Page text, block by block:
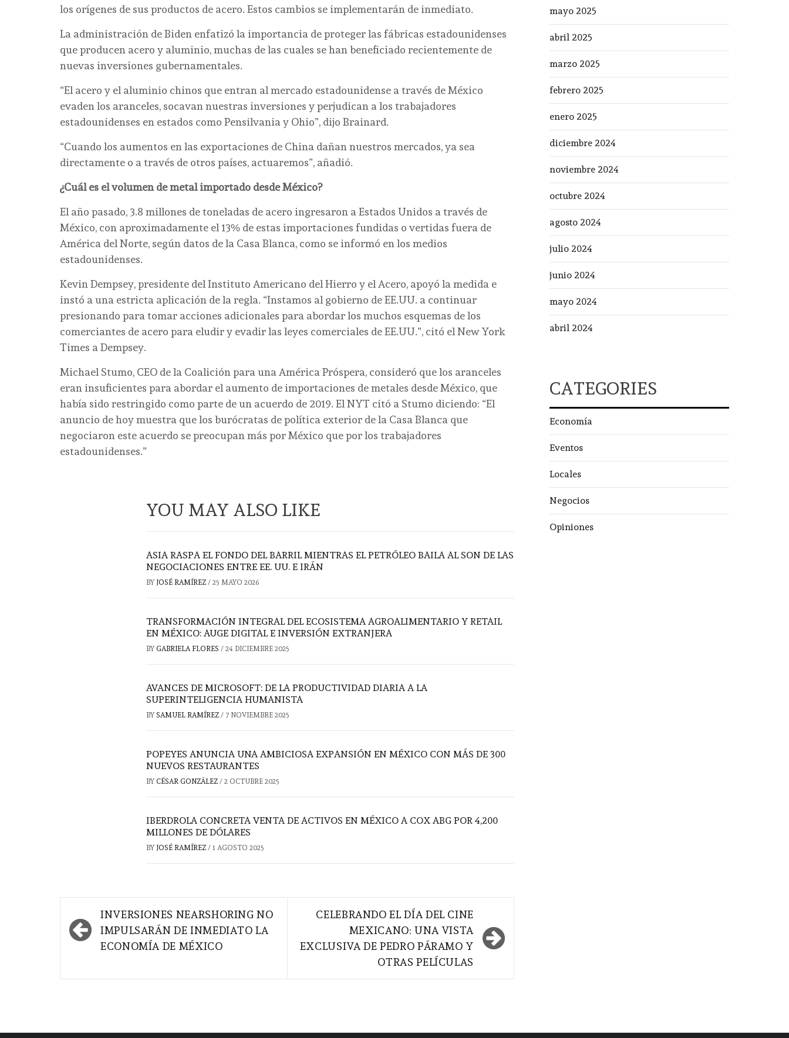
los orígenes de sus productos de acero. Estos cambios se implementarán de inmediato.
La administración de Biden enfatizó la importancia de proteger las fábricas estadounidenses
que producen acero y aluminio, muchas de las cuales se han beneficiado recientemente de
nuevas inversiones gubernamentales.
“El acero y el aluminio chinos que entran al mercado estadounidense a través de México
evaden los aranceles, socavan nuestras inversiones y perjudican a los trabajadores
estadounidenses en estados como Pensilvania y Ohio”, dijo Brainard.
“Cuando los aumentos en las exportaciones de China dañan nuestros mercados, ya sea
directamente o a través de otros países, actuaremos”, añadió.
¿Cuál es el volumen de metal importado desde México?
El año pasado, 3.8 millones de toneladas de acero ingresaron a Estados Unidos a través de
México, con aproximadamente el 13% de estas importaciones fundidas o vertidas fuera de
América del Norte, según datos de la Casa Blanca, como se informó en los medios
estadounidenses.
Kevin Dempsey, presidente del Instituto Americano del Hierro y el Acero, apoyó la medida e
instó a una estricta aplicación de la regla. “Instamos al gobierno de EE.UU. a continuar
presionando para tomar acciones adicionales para abordar los muchos esquemas de los
comerciantes de acero para eludir y evadir las leyes comerciales de EE.UU.”, citó el New York
Times a Dempsey.
Michael Stumo, CEO de la Coalición para una América Próspera, consideró que los aranceles
eran insuficientes para abordar el aumento de importaciones de metales desde México, que
había sido restringido como parte de un acuerdo de 2019. El NYT citó a Stumo diciendo: “El
anuncio de hoy muestra que los burócratas de política exterior de la Casa Blanca que
negociaron este acuerdo se preocupan más por México que por los trabajadores
estadounidenses.”
YOU MAY ALSO LIKE
ASIA RASPA EL FONDO DEL BARRIL MIENTRAS EL PETRÓLEO BAILA AL SON DE LAS
NEGOCIACIONES ENTRE EE. UU. E IRÁN
BY JOSÉ RAMÍREZ / 25 MAYO 2026
TRANSFORMACIÓN INTEGRAL DEL ECOSISTEMA AGROALIMENTARIO Y RETAIL
EN MÉXICO: AUGE DIGITAL E INVERSIÓN EXTRANJERA
BY GABRIELA FLORES / 24 DICIEMBRE 2025
AVANCES DE MICROSOFT: DE LA PRODUCTIVIDAD DIARIA A LA
SUPERINTELIGENCIA HUMANISTA
BY SAMUEL RAMÍREZ / 7 NOVIEMBRE 2025
POPEYES ANUNCIA UNA AMBICIOSA EXPANSIÓN EN MÉXICO CON MÁS DE 300
NUEVOS RESTAURANTES
BY CÉSAR GONZÁLEZ / 2 OCTUBRE 2025
IBERDROLA CONCRETA VENTA DE ACTIVOS EN MÉXICO A COX ABG POR 4,200
MILLONES DE DÓLARES
BY JOSÉ RAMÍREZ / 1 AGOSTO 2025
Navegación
de
entradas
INVERSIONES NEARSHORING NO
IMPULSARÁN DE INMEDIATO LA
ECONOMÍA DE MÉXICO
CELEBRANDO EL DÍA DEL CINE
MEXICANO: UNA VISTA
EXCLUSIVA DE PEDRO PÁRAMO Y
OTRAS PELÍCULAS
mayo 2025
abril 2025
marzo 2025
febrero 2025
enero 2025
diciembre 2024
noviembre 2024
octubre 2024
agosto 2024
julio 2024
junio 2024
mayo 2024
abril 2024
CATEGORIES
Economía
Eventos
Locales
Negocios
Opiniones